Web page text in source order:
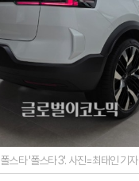
폴스타 '폴스타 3'. 사진=최태인 기자